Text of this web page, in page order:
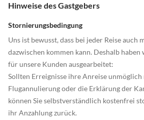
Hinweise des Gastgebers
Stornierungsbedingung
Uns ist bewusst, dass bei jeder Reise auch
dazwischen kommen kann. Deshalb
für unsere Kunden ausgearbeitet:
Sollten Erreignisse ihre Anreise unmöglich
Flugannulierung oder die Erklärung der
können Sie selbstverständlich kostenfrei
ihr Anzahlung zurück.